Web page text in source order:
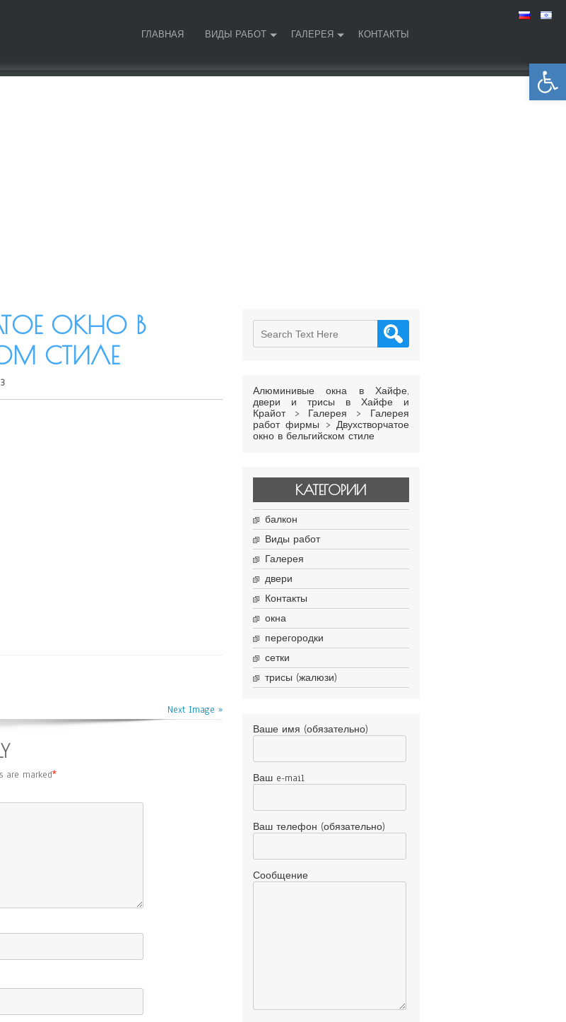
Открыть панель инструментов
ГЛАВНАЯ ВИДЫ РАБОТ ГАЛЕРЕЯ КОНТАКТЫ
ОКНО В
СТИЛЕ
Next Image »
are marked*
Алюминивые окна в Хайфе,
двери и трисы в Хайфе и
Крайот> Галерея > Галерея
работ фирмы >Двухстворчатое
окно в бельгийском стиле
КАТЕГОРИИ
балкон
Виды работ
Галерея
двери
Контакты
окна
перегородки
сетки
трисы (жалюзи)
Ваше имя (обязательно)
Ваш e-mail
Ваш телефон (обязательно)
Сообщение